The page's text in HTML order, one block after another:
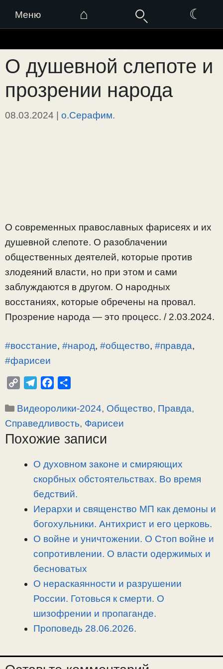
Меню ⌂ ☾
к
содержимому
О душевной слепоте и
прозрении народа
08.03.2024 | о.Серафим.
О современных православных фарисеях и их
душевной слепоте. О разоблачении
общественных деятелей, которые против
злодеяний власти, но при этом и сами
заблуждаются в другом. О народных
восстаниях, которые обречены на провал.
Прозрение народа — это процесс. / 2.03.2024.
#восстание, #народ, #общество, #правда,
#фарисеи
p
y
L
l
e
g
a
c
e
b
п
р
а
Рубрики
Видеоролики-2024, Общество, Правда,
Справедливость, Фарисеи
Похожие записи
О духовном законе и смиряющих
скорбных обстоятельствах. Во время
бедствий.
Иерархи и священство МП как демоны и
богохульники. Антихрист и его церковь.
О войне и уничтожении. О Стоп войне и
сопротивлении. О власти одержимых и
бесноватых
О нераскаянности и разрушении
России. Готовься к смерти. О
шизофрении и пропаганде.
Проповедь 28.06.2026.